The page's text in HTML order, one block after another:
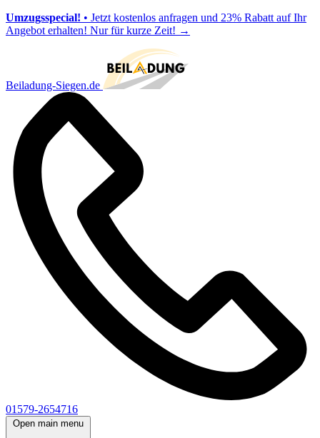
Umzugsspecial! • Jetzt kostenlos anfragen und 23% Rabatt auf Ihr
Angebot erhalten! Nur für kurze Zeit! →
Beiladung-Siegen.de
01579-2654716
Open main menu